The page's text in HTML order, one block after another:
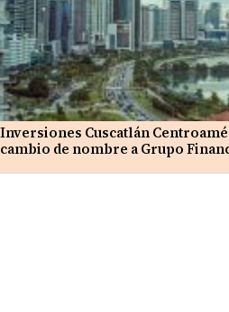
Inversiones Cuscatlán
cambio de nombre a Grupo